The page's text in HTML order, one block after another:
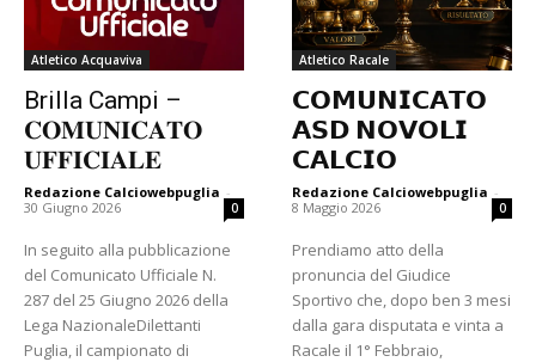
Atletico Acquaviva
Brilla Campi –
𝐂𝐎𝐌𝐔𝐍𝐈𝐂𝐀𝐓𝐎
𝐔𝐅𝐅𝐈𝐂𝐈𝐀𝐋𝐄
Redazione Calciowebpuglia -
30 Giugno 2026
0
In seguito alla pubblicazione
del Comunicato Ufficiale N.
287 del 25 Giugno 2026 della
Lega NazionaleDilettanti
Puglia, il campionato di
Atletico Racale
𝗖𝗢𝗠𝗨𝗡𝗜𝗖𝗔𝗧𝗢
𝗔𝗦𝗗 𝗡𝗢𝗩𝗢𝗟𝗜
𝗖𝗔𝗟𝗖𝗜𝗢
Redazione Calciowebpuglia -
8 Maggio 2026
0
Prendiamo atto della
pronuncia del Giudice
Sportivo che, dopo ben 3 mesi
dalla gara disputata e vinta a
Racale il 1° Febbraio,